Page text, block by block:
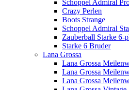
Schoppel Admiral
Crazy Perlen
Boots Strange
Schoppel Admiral
Zauberball Starke 6-
Starke 6 Bruder
Lana Grossa
Lana Grossa
Lana Grossa
Lana Grossa